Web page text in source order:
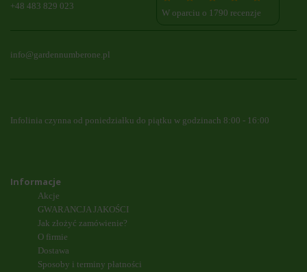
+48 483 829 023
W oparciu o 1790 recenzje
info@gardennumberone.pl
Infolinia czynna od poniedziałku do piątku w godzinach 8:00 - 16:00
Informacje
Akcje
GWARANCJA JAKOŚCI
Jak złożyć zamówienie?
O firmie
Dostawa
Sposoby i terminy płatności